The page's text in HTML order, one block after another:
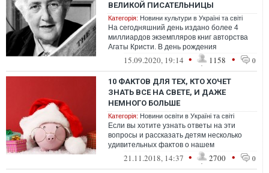
ВЕЛИКОЙ ПИСАТЕЛЬНИЦЫ
Категорія: Новини культури в Україні та світі
На сегодняшний день издано более 4
миллиардов экземпляров книг авторства
Агаты Кристи. В день рождения
знаменитой британской
писательницы Фокус собрал...
15.09.2020, 19:14 • 1158 • 0
10 ФАКТОВ ДЛЯ ТЕХ, КТО ХОЧЕТ
ЗНАТЬ ВСЕ НА СВЕТЕ, И ДАЖЕ
НЕМНОГО БОЛЬШЕ
Категорія: Новини освіти в Україні та світі
Если вы хотите узнать ответы на эти
вопросы и рассказать детям несколько
удивительных фактов о нашем
невероятном мире, то эта статья – для
21.11.2018, 14:37 • 2700 • 0